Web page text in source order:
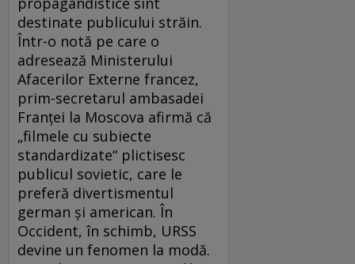
destinate publicului străin.
Într-o notă pe care o
adresează Ministerului
Afacerilor Externe francez,
prim-secretarul ambasadei
Franței la Moscova afirmă că
„filmele cu subiecte
standardizate“ plictisesc
publicul sovietic, care le
preferă divertismentul
german și american. În
Occident, în schimb, URSS
devine un fenomen la modă.